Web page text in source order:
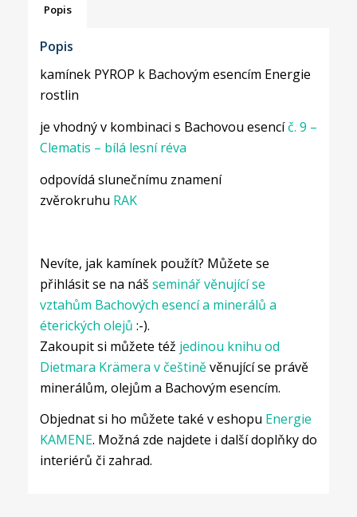
Popis
Popis
kamínek PYROP k Bachovým esencím Energie
rostlin
je vhodný v kombinaci s Bachovou esencíč. 9 –
Clematis – bílá lesní réva
odpovídá slunečnímu znamení
zvěrokruhu RAK
Nevíte, jak kamínek použít? Můžete se
přihlásit se na náš seminář věnující se
vztahům Bachových esencí a minerálů a
éterických olejů :-).
Zakoupit si můžete též jedinou knihu od
Dietmara Krämera v češtiněvěnující se právě
minerálům, olejům a Bachovým esencím.
Objednat si ho můžete také v eshopu Energie
KAMENE. Možná zde najdete i další doplňky do
interiérů či zahrad.